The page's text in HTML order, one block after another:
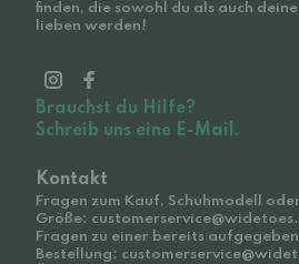
finden, die sowohl du als auch deine
lieben werden!
Brauchst du Hilfe?
Schreib uns eine E-Mail.
Kontakt
Fragen zum Kauf, Schuhmodell
Größe:
Fragen zu einer bereits
Bestellung: